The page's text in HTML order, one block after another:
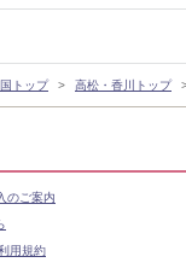
トップ 高松・香川トップ
のご案内
用規約